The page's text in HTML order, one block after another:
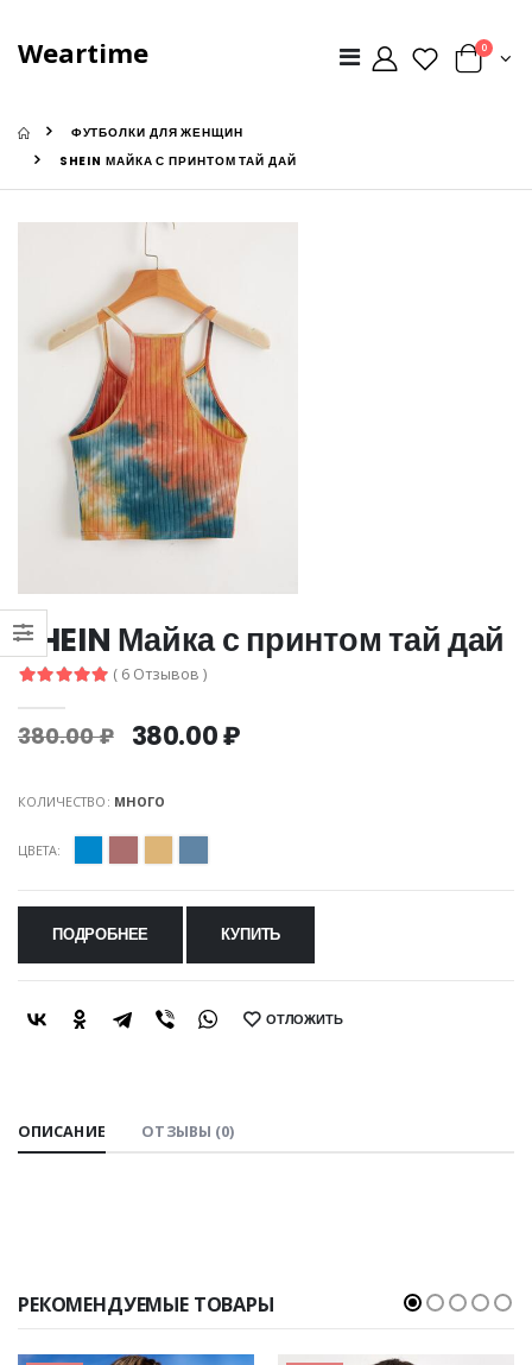
Weartime 0
ФУТБОЛКИ ДЛЯ ЖЕНЩИН
SHEIN МАЙКА С ПРИНТОМ ТАЙ ДАЙ
SHEIN Майка с принтом тай дай
( 6 Отзывов )
380.00 ₽ 380.00 ₽
КОЛИЧЕСТВО: МНОГО
ЦВЕТА:
ПОДРОБНЕЕ КУПИТЬ
SHARE: ОТЛОЖИТЬ
ОПИСАНИЕ ОТЗЫВЫ (0)
РЕКОМЕНДУЕМЫЕ ТОВАРЫ